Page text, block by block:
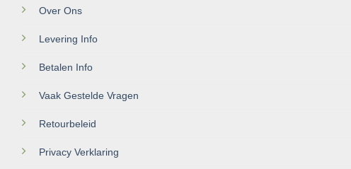
Over Ons
Levering Info
Betalen Info
Vaak Gestelde Vragen
Retourbeleid
Privacy Verklaring